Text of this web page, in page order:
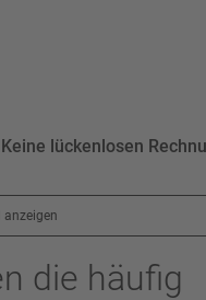
lückenlosen
anzeigen
die häufig